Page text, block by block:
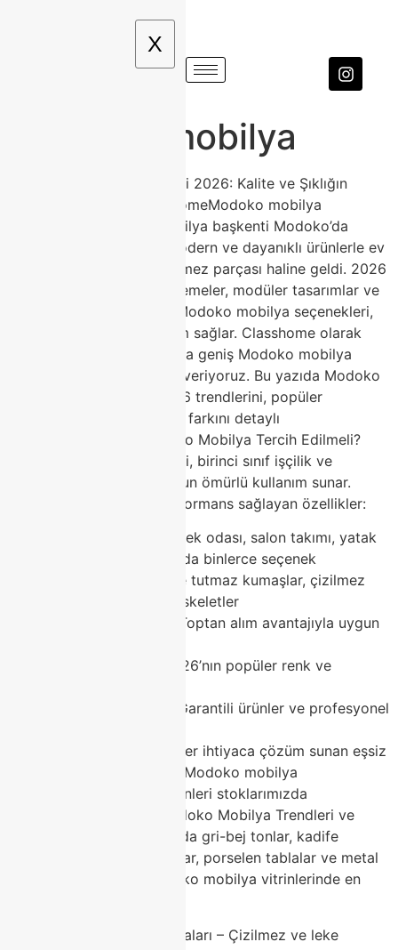
X
Modoko mobilya
Modoko Mobilya Modelleri 2026: Kalite ve Şıklığın
Buluşma Noktası | ClasshomeModoko mobilya
modelleri, Türkiye’nin mobilya başkenti Modoko’da
üretilen yüksek kaliteli, modern ve dayanıklı ürünlerle ev
dekorasyonunun vazgeçilmez parçası haline geldi. 2026
yılında sürdürülebilir malzemeler, modüler tasarımlar ve
doğal tonlarla öne çıkan Modoko mobilya seçenekleri,
her tarza ve bütçeye uyum sağlar. Classhome olarak
Modoko’daki mağazamızda geniş Modoko mobilya
koleksiyonumuzla hizmet veriyoruz. Bu yazıda Modoko
mobilya avantajlarını, 2026 trendlerini, popüler
kategorileri ve Classhome farkını detaylı
anlatacağız.Neden Modoko Mobilya Tercih Edilmeli?
Modoko mobilya modelleri, birinci sınıf işçilik ve
premium malzemelerle uzun ömürlü kullanım sunar.
Günlük hayatta üstün performans sağlayan özellikler:
Geniş çeşitlilik – Yemek odası, salon takımı, yatak
odası ve aksesuarlarda binlerce seçenek
Dayanıklı yapı – Leke tutmaz kumaşlar, çizilmez
yüzeyler ve sağlam iskeletler
Rekabetçi fiyatlar – Toptan alım avantajıyla uygun
Güncel trendler – 2026’nın popüler renk ve
Güvenilir alışveriş – Garantili ürünler ve profesyonel
Modoko mobilya pazarı, her ihtiyaca çözüm sunan eşsiz
bir merkezdir. Classhome Modoko mobilya
mağazasında en trend ürünleri stoklarımızda
bulunduruyoruz.2026 Modoko Mobilya Trendleri ve
Classhome Önerileri2026’da gri-bej tonlar, kadife
dokular, modüler mobilyalar, porselen tablalar ve metal
detaylar ön planda. Modoko mobilya vitrinlerinde en
Porselen Yemek Masaları – Çizilmez ve leke